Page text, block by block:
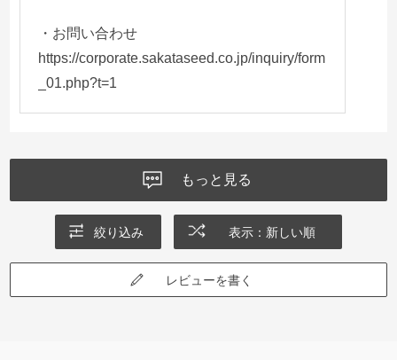
・お問い合わせ
https://corporate.sakataseed.co.jp/inquiry/form
_01.php?t=1
もっと見る
絞り込み 表示：新しい順
レビューを書く